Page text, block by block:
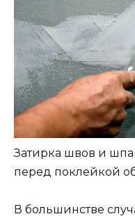
Затирка швов и
перед поклейкой
В большинстве